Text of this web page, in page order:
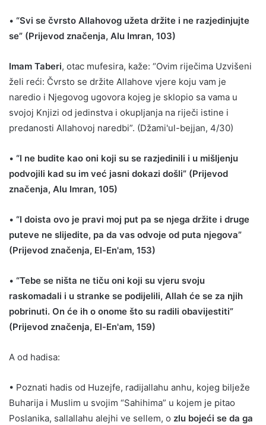
• “Svi se čvrsto Allahovog užeta držite i ne razjedinjujte
se” (Prijevod značenja, Alu Imran, 103)
Imam Taberi, otac mufesira, kaže: “Ovim riječima Uzvišeni
želi reći: Čvrsto se držite Allahove vjere koju vam je
naredio i Njegovog ugovora kojeg je sklopio sa vama u
svojoj Knjizi od jedinstva i okupljanja na riječi istine i
predanosti Allahovoj naredbi”. (Džami'ul-bejjan, 4/30)
• “I ne budite kao oni koji su se razjedinili i u mišljenju
podvojili kad su im već jasni dokazi došli” (Prijevod
značenja, Alu Imran, 105)
• “I doista ovo je pravi moj put pa se njega držite i druge
puteve ne slijedite, pa da vas odvoje od puta njegova”
(Prijevod značenja, El-En'am, 153)
• “Tebe se ništa ne tiču oni koji su vjeru svoju
raskomadali i u stranke se podijelili, Allah će se za njih
pobrinuti. On će ih o onome što su radili obavijestiti”
(Prijevod značenja, El-En'am, 159)
A od hadisa:
• Poznati hadis od Huzejfe, radijallahu anhu, kojeg bilježe
Buharija i Muslim u svojim “Sahihima” u kojem je pitao
Poslanika, sallallahu alejhi ve sellem, o zlu bojeći se da ga